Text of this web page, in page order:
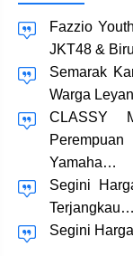
Fazzio
JKT48 &
Semarak
Warga
CLASSY
Yamaha…
Segini
Terjangkau…
Segini